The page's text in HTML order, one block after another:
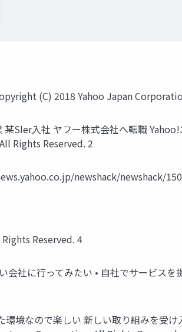
(C) 2018 Yahoo Japan
SIer入社 ヤフー株式会社へ転職
Rights Reserved. 2
newshack/newshack/
Reserved. 4
社に行ってみたい • 自社でサービス
境なので楽しい 新しい取り組みを受